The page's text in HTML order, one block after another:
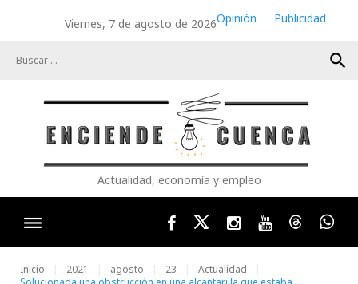
Viernes, 7 de agosto de 2026Opinión
Publicidad
search
Actualidad, economía y empleo
FacebookTwitterInstagram
YoutubeThreads
Inicio 2021 agosto 23
Actualidad